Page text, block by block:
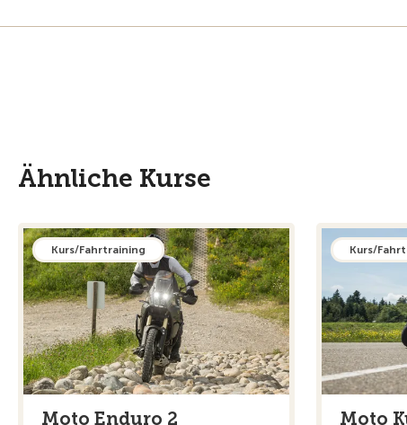
Ähnliche Kurse
Kurs/Fahrtraining
Moto Enduro 2
Kurs/
Moto